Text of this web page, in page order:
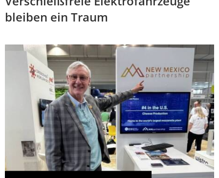
bleiben ein Traum